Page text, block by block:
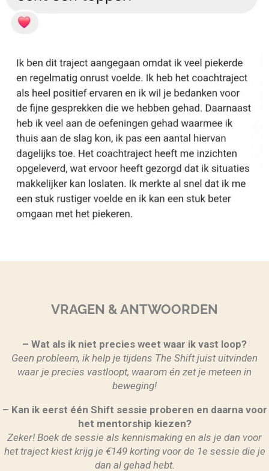
VRAGEN & ANTWOORDEN
– Wat als ik niet precies weet waar ik vast loop?
Geen probleem, ik help je tijdens The Shift juist uitvinden
waar je precies vastloopt, waarom én zet je meteen in
beweging!
– Kan ik eerst één Shift sessie proberen en daarna voor
het mentorship kiezen?
Zeker! Boek de sessie als kennismaking en als je dan voor
het traject kiest krijg je €149 korting voor de 1e sessie die je
dan al gehad hebt.